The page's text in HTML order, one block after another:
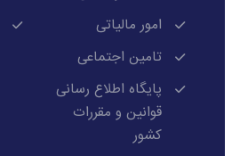
امور مالیاتی
تامین اجتماعی
پایگاه اطلاع رسانی
قوانین و مقررات
کشور